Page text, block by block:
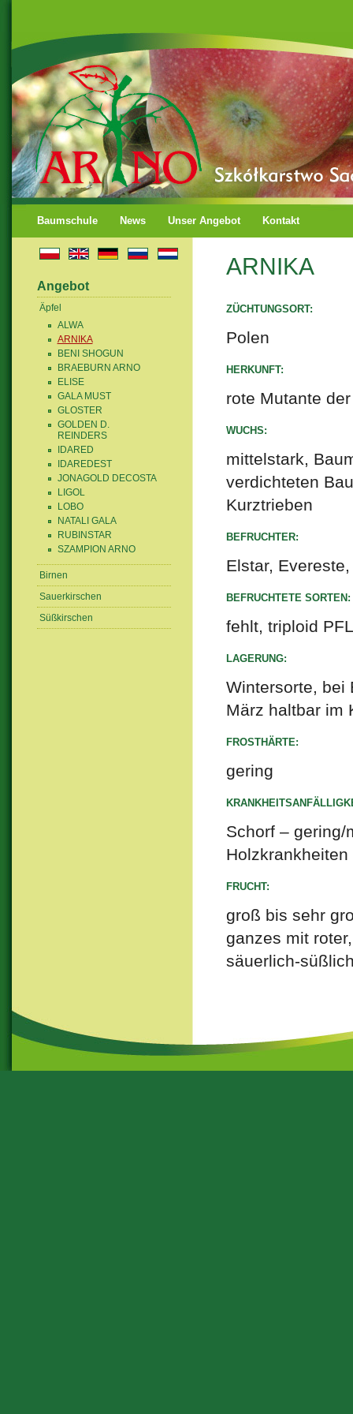
Baumschule News Unser Angebot Kontakt
Angebot
Äpfel
ALWA
ARNIKA
BENI SHOGUN
BRAEBURN ARNO
ELISE
GALA MUST
GLOSTER
GOLDEN D.
REINDERS
IDARED
IDAREDEST
JONAGOLD DECOSTA
LIGOL
LOBO
NATALI GALA
RUBINSTAR
SZAMPION ARNO
Birnen
Sauerkirschen
Süßkirschen
ARNIKA
ZÜCHTUNGSORT:
Polen
HERKUNFT:
rote Mutante
WUCHS:
mittelstark,
verdichteten
Kurztrieben
BEFRUCHTER:
Elstar,
BEFRUCHTETE SORTEN:
fehlt, triploid
LAGERUNG:
Wintersorte, bei
März haltbar im
FROSTHÄRTE:
gering
Schorf – gering/
FRUCHT:
groß bis sehr
ganzes mit
säuerlich-